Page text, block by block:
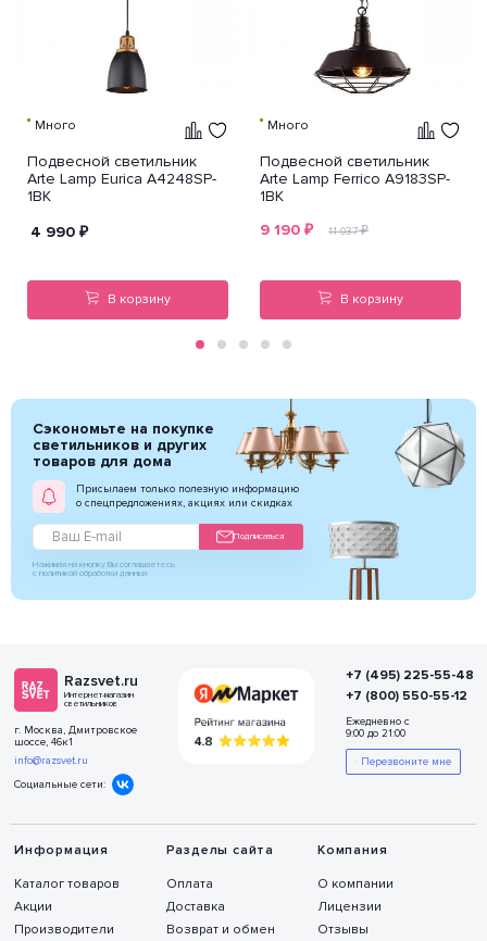
Много
Подвесной светильник
Arte Lamp Eurica A4248SP-
1BK
4 990 ₽
В корзину
Много
Подвесной светильник
Arte Lamp Ferrico A9183SP-
1BK
9 190 ₽ 11 037₽
В корзину
Сэкономьте на покупке
светильников и других
товаров для дома
Присылаем только полезную информацию
о спецпредложениях, акциях или скидках
Подписаться
Нажимая на кнопку Вы соглашаетесь
с политикой обработки данных
Razsvet.ru
Интернет-магазин
светильников
г. Москва, Дмитровское
шоссе, 46к1
info@razsvet.ru
Социальные сети:
Информация
Каталог товаров
Акции
Производители
Разделы сайта
Оплата
Доставка
Возврат и обмен
Компания
О компании
Лицензии
Отзывы
+7 (495) 225-55-48
+7 (800) 550-55-12
Ежедневно с
9:00 до 21:00
Перезвоните мне